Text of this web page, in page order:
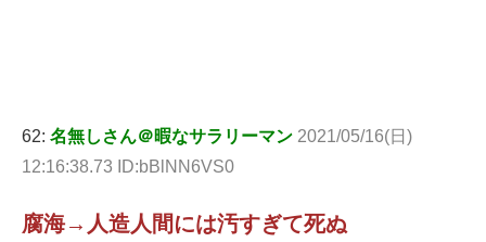
62: 名無しさん＠暇なサラリーマン 2021/05/16(日)
12:16:38.73 ID:bBlNN6VS0
腐海→人造人間には汚すぎて死ぬ